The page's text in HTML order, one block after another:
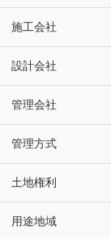
施工会社
設計会社
管理会社
管理方式
土地権利
用途地域